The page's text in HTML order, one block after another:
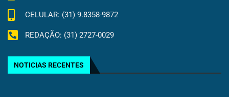
CELULAR: (31) 9.8358-9872
REDAÇÃO: (31) 2727-0029
NOTICIAS RECENTES